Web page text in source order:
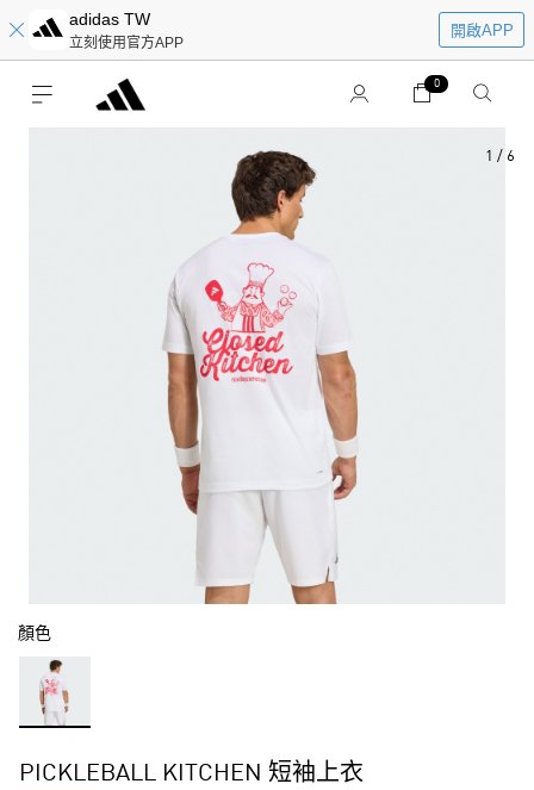
adidas TW
立刻使用官方APP
開啟APP
0
1 / 6
顏色
PICKLEBALL KITCHEN 短袖上衣